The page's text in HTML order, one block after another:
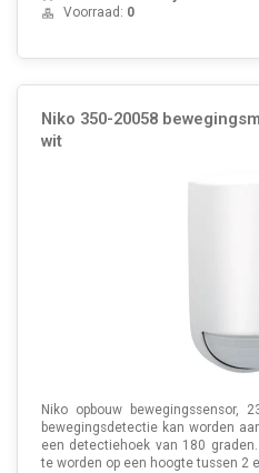
Voorraad: 0
Niko 350-20058
wit
Niko opbouw bewegingssensor,
bewegingsdetectie kan worden
een detectiehoek van 180
te worden op een hoogte tussen 2